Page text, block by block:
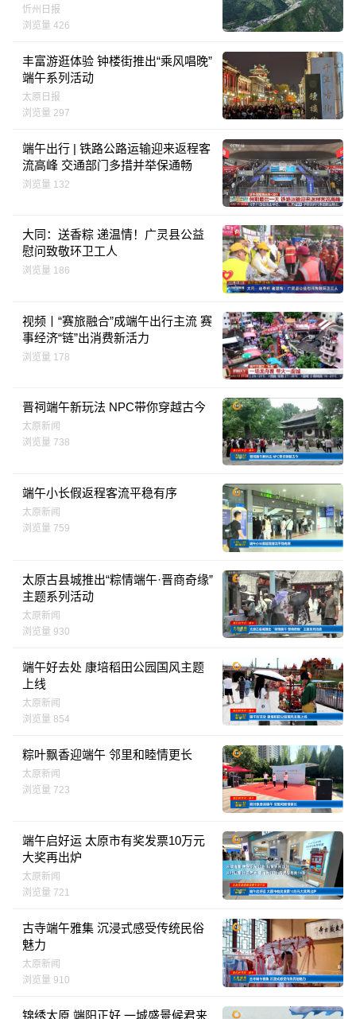
忻州日报
浏览量 426
丰富游逛体验 钟楼街推出“乘风唱晚”
端午系列活动
太原日报
浏览量 297
端午出行 | 铁路公路运输迎来返程客
流高峰 交通部门多措并举保通畅
浏览量 132
大同：送香粽 递温情！广灵县公益
慰问致敬环卫工人
浏览量 186
视频丨“赛旅融合”成端午出行主流 赛
事经济“链”出消费新活力
浏览量 178
晋祠端午新玩法 NPC带你穿越古今
太原新闻
浏览量 738
端午小长假返程客流平稳有序
太原新闻
浏览量 759
太原古县城推出“粽情端午·晋商奇缘”
主题系列活动
太原新闻
浏览量 930
端午好去处 康培稻田公园国风主题
上线
太原新闻
浏览量 854
粽叶飘香迎端午 邻里和睦情更长
太原新闻
浏览量 723
端午启好运 太原市有奖发票10万元
大奖再出炉
太原新闻
浏览量 721
古寺端午雅集 沉浸式感受传统民俗
魅力
太原新闻
浏览量 910
锦绣太原 端阳正好 一城盛景候君来